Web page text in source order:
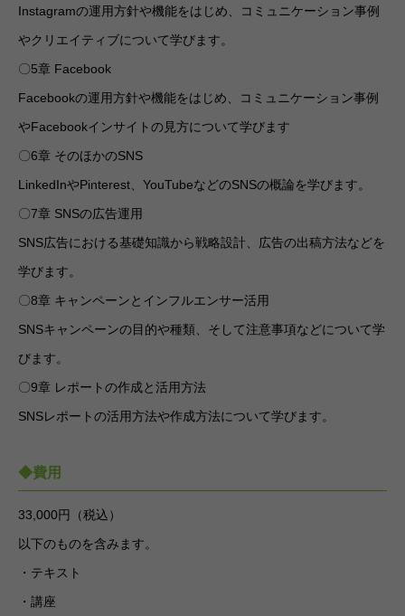
Instagramの運用方針や機能をはじめ、コミュニケーション事例
やクリエイティブについて学びます。
〇5章 Facebook
Facebookの運用方針や機能をはじめ、コミュニケーション事例
やFacebookインサイトの見方について学びます
〇6章 そのほかのSNS
LinkedInやPinterest、YouTubeなどのSNSの概論を学びます。
〇7章 SNSの広告運用
SNS広告における基礎知識から戦略設計、広告の出稿方法などを
学びます。
〇8章 キャンペーンとインフルエンサー活用
SNSキャンペーンの目的や種類、そして注意事項などについて学
びます。
〇9章 レポートの作成と活用方法
SNSレポートの活用方法や作成方法について学びます。
◆費用
33,000円（税込）
以下のものを含みます。
・テキスト
・講座